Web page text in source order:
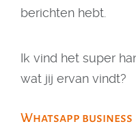
berichten hebt.
Ik vind het super
wat jij ervan vindt?
Whatsapp business